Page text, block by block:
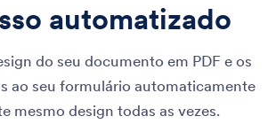
automatizado
do seu documento em PDF e os
ao seu formulário automaticamente
mesmo design todas as vezes.